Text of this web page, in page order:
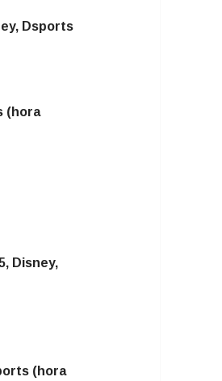
Dsports
(hora
Disney,
(hora